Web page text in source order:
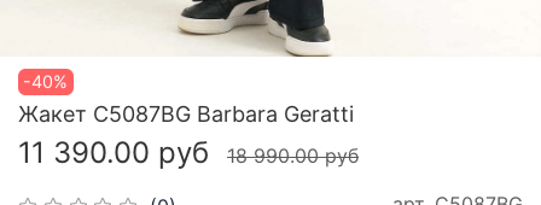
-40%
Жакет C5087BG Barbara Geratti
11 390.00 руб 18 990.00 руб